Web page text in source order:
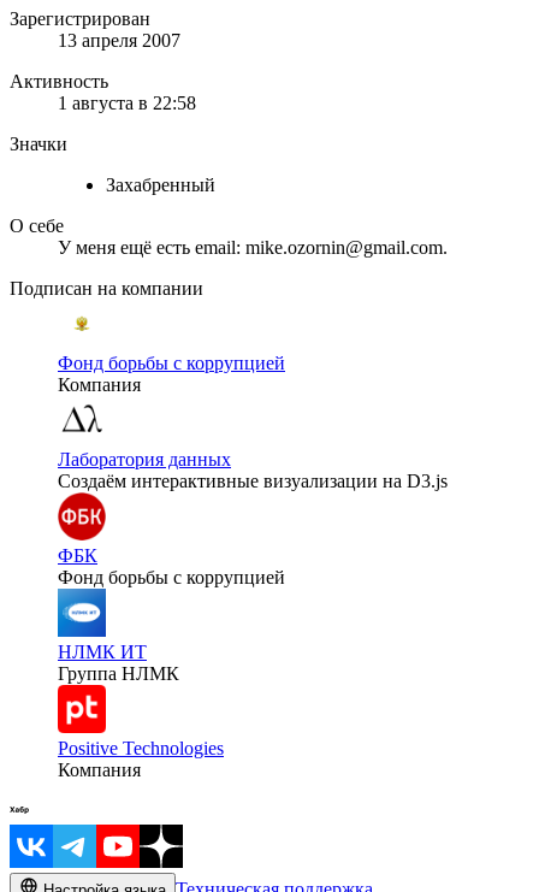
Зарегистрирован
13 апреля 2007
Активность
1 августа в 22:58
Значки
Захабренный
О себе
У меня ещё есть email: mike.ozornin@gmail.com.
Подписан на компании
Фонд борьбы с коррупцией
Компания
Лаборатория данных
Создаём интерактивные визуализации на D3.js
ФБК
Фонд борьбы с коррупцией
НЛМК ИТ
Группа НЛМК
Positive Technologies
Компания